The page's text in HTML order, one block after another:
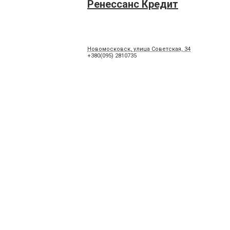
Ренессанс Кредит
Новомосковск, улица Советская, 34
+380(095) 2810735